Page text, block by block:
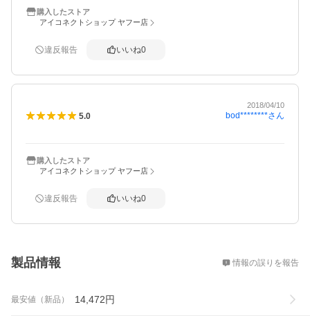
購入したストア
アイコネクトショップ ヤフー店
違反報告 いいね0
2018/04/10
5.0 bod********さん
購入したストア
アイコネクトショップ ヤフー店
違反報告 いいね0
製品情報 情報の誤りを報告
最安値（新品） 14,472円